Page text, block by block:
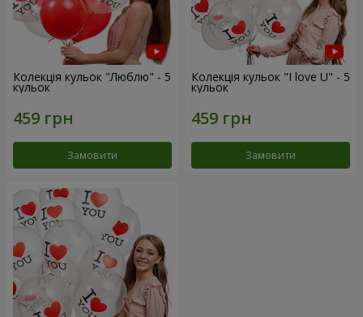
Колекція кульок "Люблю" - 5
кульок
Замовити
Колекція кульок "I love U" - 5
кульок
Замовити